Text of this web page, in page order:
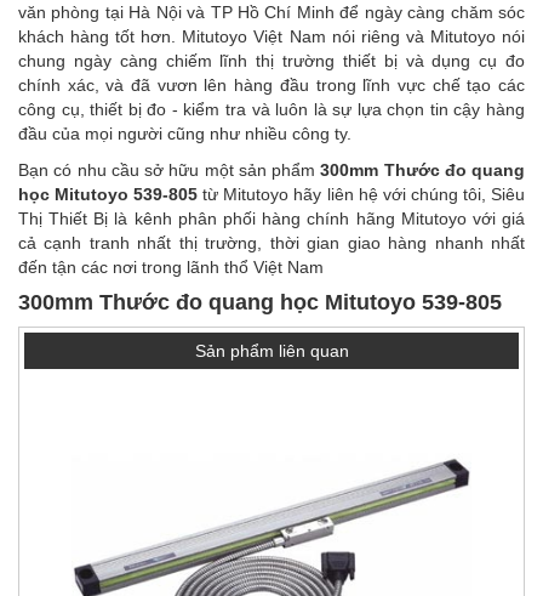
văn phòng tại Hà Nội và TP Hồ Chí Minh để ngày càng chăm sóc
khách hàng tốt hơn. Mitutoyo Việt Nam nói riêng và Mitutoyo nói
chung ngày càng chiếm lĩnh thị trường thiết bị và dụng cụ đo
chính xác, và đã vươn lên hàng đầu trong lĩnh vực chế tạo các
công cụ, thiết bị đo - kiểm tra và luôn là sự lựa chọn tin cậy hàng
đầu của mọi người cũng như nhiều công ty.
Bạn có nhu cầu sở hữu một sản phẩm300mm Thước đo quang
học Mitutoyo 539-805từ Mitutoyo hãy liên hệ với chúng tôi, Siêu
Thị Thiết Bị là kênh phân phối hàng chính hãng Mitutoyo với giá
cả cạnh tranh nhất thị trường, thời gian giao hàng nhanh nhất
đến tận các nơi trong lãnh thổ Việt Nam
300mm Thước đo quang học Mitutoyo 539-805
Sản phẩm liên quan